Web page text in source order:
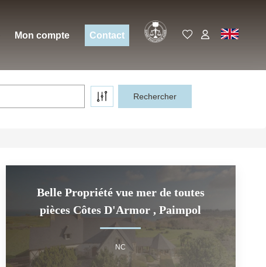
Mon compte Contact EN
Belle Propriété vue mer de toutes
pièces Côtes D'Armor,Paimpol
NC